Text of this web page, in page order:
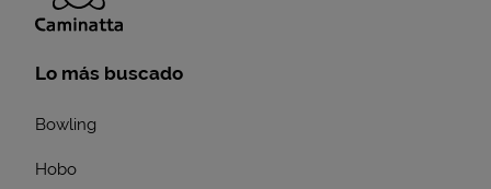
Lo más buscado
Bowling
Hobo